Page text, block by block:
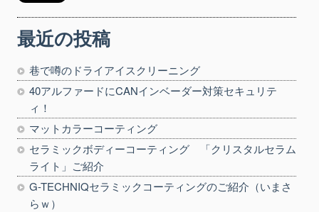
最近の投稿
巷で噂のドライアイスクリーニング
40アルファードにCANインベーダー対策セキュリテ
ィ！
マットカラーコーティング
セラミックボディーコーティング 「クリスタルセラム
ライト」ご紹介
G-TECHNIQセラミックコーティングのご紹介（いまさ
らｗ）